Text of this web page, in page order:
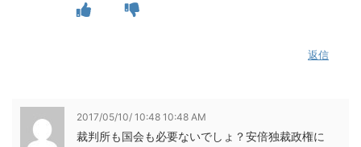
返信
2017/05/10/ 10:48 10:48 AM
裁判所も国会も必要ないでしょ？安倍独裁政権に